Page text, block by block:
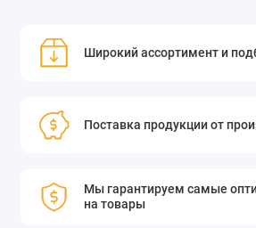
Широкий ассортимент и
Поставка продукции от
Мы гарантируем самые
на товары